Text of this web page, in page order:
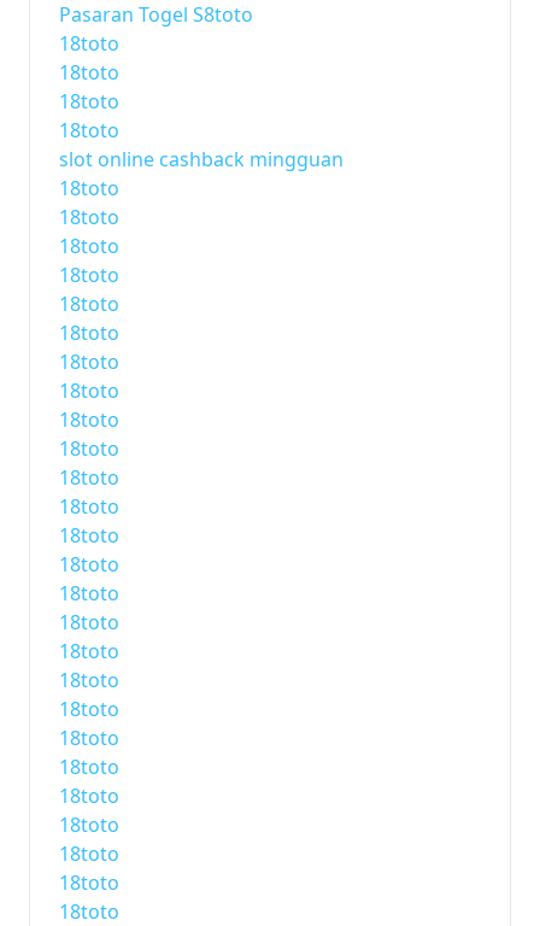
Pasaran Togel S8toto
18toto
18toto
18toto
18toto
slot online cashback mingguan
18toto
18toto
18toto
18toto
18toto
18toto
18toto
18toto
18toto
18toto
18toto
18toto
18toto
18toto
18toto
18toto
18toto
18toto
18toto
18toto
18toto
18toto
18toto
18toto
18toto
18toto